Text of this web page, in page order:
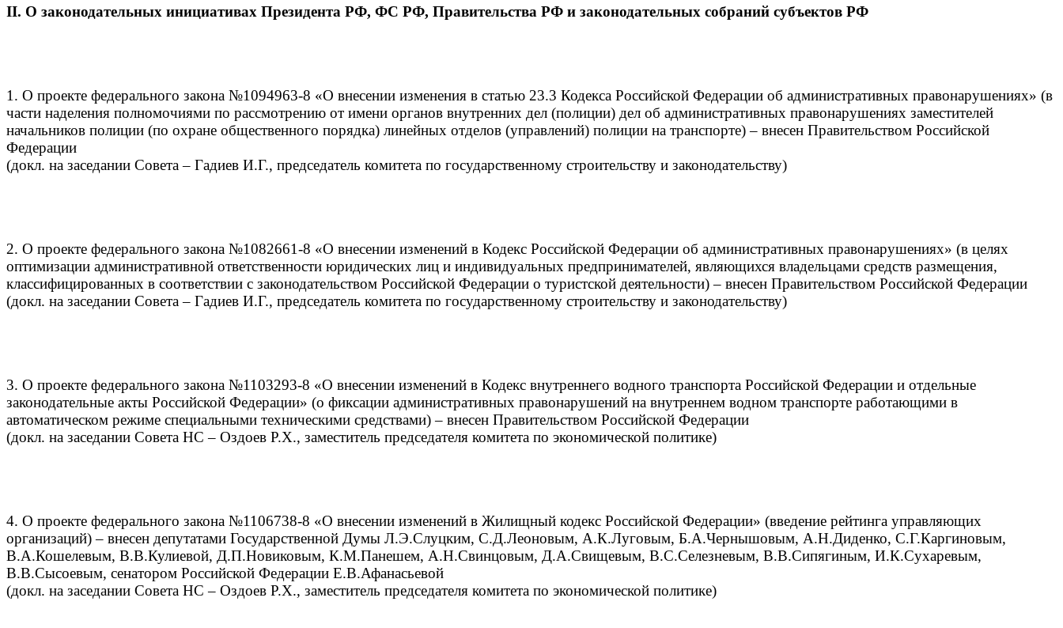
II. О законодательных инициативах Президента РФ, ФС РФ, Правительства РФ и законодательных собраний субъектов РФ
1. О проекте федерального закона №1094963-8 «О внесении изменения в статью 23.3 Кодекса Российской Федерации об административных правонарушениях» (в
части наделения полномочиями по рассмотрению от имени органов внутренних дел (полиции) дел об административных правонарушениях заместителей
начальников полиции (по охране общественного порядка) линейных отделов (управлений) полиции на транспорте) – внесен Правительством Российской
Федерации
(докл. на заседании Совета – Гадиев И.Г., председатель комитета по государственному строительству и законодательству)
2. О проекте федерального закона №1082661-8 «О внесении изменений в Кодекс Российской Федерации об административных правонарушениях» (в целях
оптимизации административной ответственности юридических лиц и индивидуальных предпринимателей, являющихся владельцами средств размещения,
классифицированных в соответствии с законодательством Российской Федерации о туристской деятельности) – внесен Правительством Российской Федерации
(докл. на заседании Совета – Гадиев И.Г., председатель комитета по государственному строительству и законодательству)
3. О проекте федерального закона №1103293-8 «О внесении изменений в Кодекс внутреннего водного транспорта Российской Федерации и отдельные
законодательные акты Российской Федерации» (о фиксации административных правонарушений на внутреннем водном транспорте работающими в
автоматическом режиме специальными техническими средствами) – внесен Правительством Российской Федерации
(докл. на заседании Совета НС – Оздоев Р.Х., заместитель председателя комитета по экономической политике)
4. О проекте федерального закона №1106738-8 «О внесении изменений в Жилищный кодекс Российской Федерации» (введение рейтинга управляющих
организаций) – внесен депутатами Государственной Думы Л.Э.Слуцким, С.Д.Леоновым, А.К.Луговым, Б.А.Чернышовым, А.Н.Диденко, С.Г.Каргиновым,
В.А.Кошелевым, В.В.Кулиевой, Д.П.Новиковым, К.М.Панешем, А.Н.Свинцовым, Д.А.Свищевым, В.С.Селезневым, В.В.Сипягиным, И.К.Сухаревым,
В.В.Сысоевым, сенатором Российской Федерации Е.В.Афанасьевой
(докл. на заседании Совета НС – Оздоев Р.Х., заместитель председателя комитета по экономической политике)